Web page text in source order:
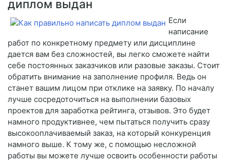
диплом выдан
Если
написание
работ по конкретному предмету или дисциплине
дается вам без сложностей, вы легко сможете найти
себе постоянных заказчиков или разовые заказы. Стоит
обратить внимание на заполнение профиля. Ведь он
станет вашим лицом при отклике на заявку. По началу
лучше сосредоточиться на выполнении базовых
проектов для заработка рейтинга, отзывов. Это будет
намного продуктивнее, чем пытаться получить сразу
высокооплачиваемый заказ, на который конкуренция
намного выше. К тому же, с помощью несложной
работы вы можете лучше освоить особенности работы